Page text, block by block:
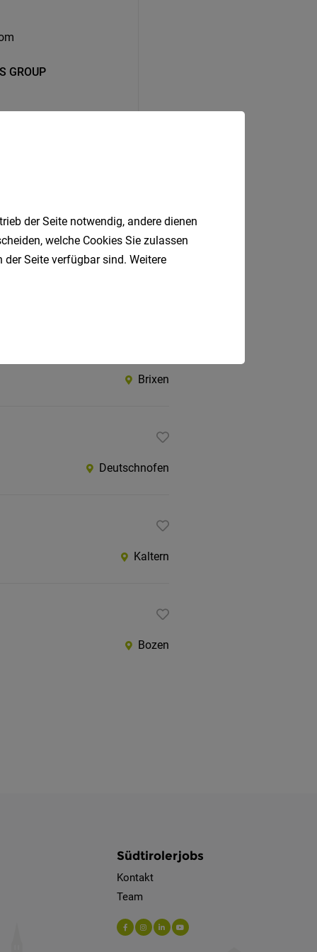
GROUP
Brixen
Deutschnofen
Kaltern
Bozen
Südtirolerjobs
Kontakt
Team
der Seite notwendig, andere dienen
welche Cookies Sie zulassen
Seite verfügbar sind. Weitere